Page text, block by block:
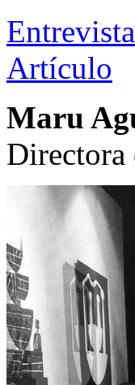
Entrevista
Artículo
Maru
Directora